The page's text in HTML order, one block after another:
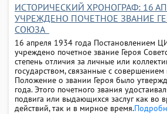
ИСТОРИЧЕСКИЙ ХРОНОГРАФ: 16
УЧРЕЖДЕНО ПОЧЕТНОЕ ЗВАНИЕ
СОЮЗА
16 апреля 1934 года Постановлением
учреждено почетное звание Героя
степень отличия за личные или
государством, связанные с совершением
Положение о звании Героя было
года. Этого почетного звания
подвига или выдающихся заслуг как во
действий, так и в мирное время.